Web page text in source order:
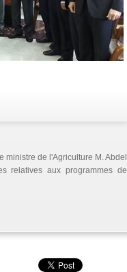
de l'Agriculture M. Abdel
relatives aux programmes de